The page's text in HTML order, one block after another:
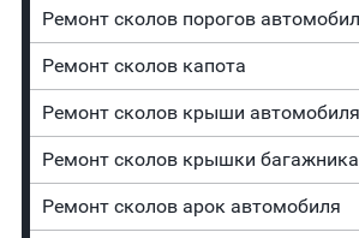
Ремонт сколов порогов
Ремонт сколов капота
Ремонт сколов крыши автомобиля
Ремонт сколов крышки багажника
Ремонт сколов арок автомобиля